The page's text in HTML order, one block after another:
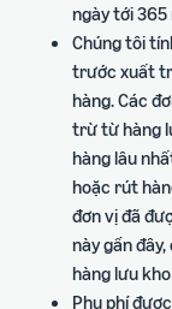
ngày tới 365
Chúng tôi
trước xuất
hàng. Các
trừ từ hàng
hàng lâu
hoặc rút
đơn vị đã
này gần
hàng lưu
Phụ phí